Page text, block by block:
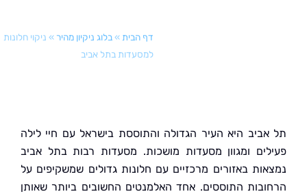
»בלוג ניקיון מהיר »ניקוי חלונות
למסעדות בתל אביב
היא העיר הגדולה והתוססת בישראל עם חיי לילה
ומגוון מסעדות מושכות. מסעדות רבות בתל אביב
באזורים מרכזיים עם חלונות גדולים שמשקיפים על
התוססים. אחד האלמנטים החשובים ביותר שאותן